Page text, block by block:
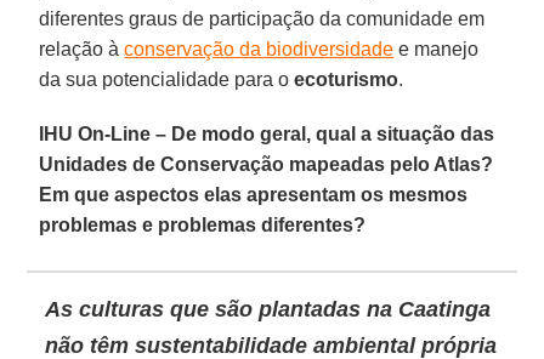
diferentes graus de participação da comunidade em
relação àconservação da biodiversidade e manejo
da sua potencialidade para oecoturismo.
IHU On-Line – De modo geral, qual a situação das
Unidades de Conservação mapeadas pelo Atlas?
Em que aspectos elas apresentam os mesmos
problemas e problemas diferentes?
As culturas que são plantadas na Caatinga
não têm sustentabilidade ambiental própria